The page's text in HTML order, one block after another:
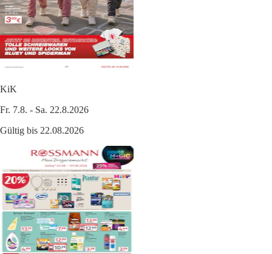
KiK
Fr. 7.8. - Sa. 22.8.2026
Gültig bis 22.08.2026